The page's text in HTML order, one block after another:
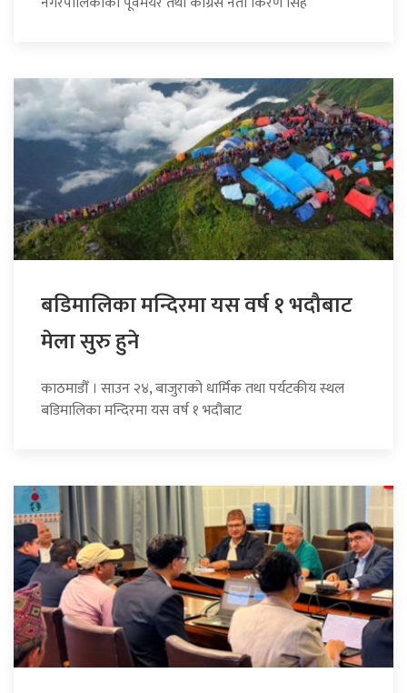
बडिमालिका मन्दिरमा यस वर्ष १ भदौबाट
मेला सुरु हुने
काठमाडौँ । साउन २४, बाजुराको धार्मिक तथा पर्यटकीय स्थल
बडिमालिका मन्दिरमा यस वर्ष १ भदौबाट